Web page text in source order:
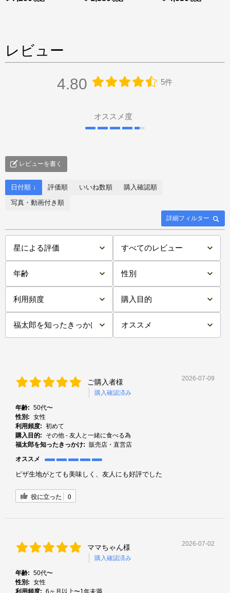
レビュー
4.80 5件
オススメ度
レビューを書く
詳細フィルター
日付順 ↓ 評価順 いいね数順
購入確認順
写真・動画付き順
ご購入者様
購入確認済み
2026-07-09
年齢: 50代〜
性別: 女性
利用頻度: 初めて
購入目的:
その他 - 友人と一緒に食べる為
福太郎を知ったきっかけ: 販売店・直営店
オススメ
ピザ生地がとても美味しく、友人にも好評でした
役に立った 0
ママちゃん様
購入確認済み
2026-07-02
年齢: 50代〜
性別: 女性
利用頻度: 6ヶ月以上〜1年未満